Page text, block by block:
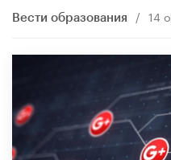
Вести образования / 14